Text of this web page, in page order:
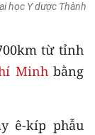
học Y dược Thành
từ tỉnh
Minhbằng
ê-kíp phẫu